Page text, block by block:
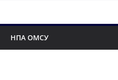
НПА ОМСУ